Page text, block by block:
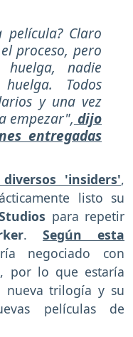
película? Claro
proceso, pero
huelga, nadie
Todos
y una vez
empezar", dijo
entregadas
'insiders',
listo su
para repetir
. Según esta
negociado con
por lo que estaría
nueva trilogía y su
películas de